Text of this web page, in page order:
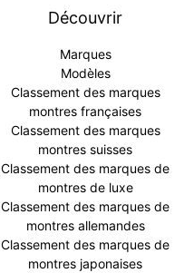
Découvrir
Marques
Modèles
Classement des marques
montres françaises
Classement des marques
montres suisses
Classement des marques de
montres de luxe
Classement des marques de
montres allemandes
Classement des marques de
montres japonaises